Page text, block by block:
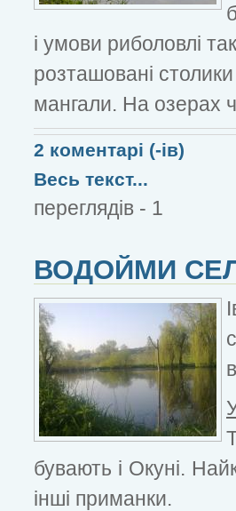
і умови риболовлі
розташовані
мангали. На озерах
2 коментарі (-ів)
Весь текст...
переглядів - 1
ВОДОЙМИ
бувають і Окуні.
інші приманки.